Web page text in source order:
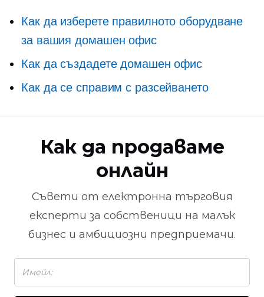
Как да изберете правилното оборудване
за вашия домашен офис
Как да създадете домашен офис
Как да се справим с разсейването
Как да продаваме
онлайн
Съвети от електронна търговия
експерти за собственици на малък
бизнес и амбициозни предприемачи.